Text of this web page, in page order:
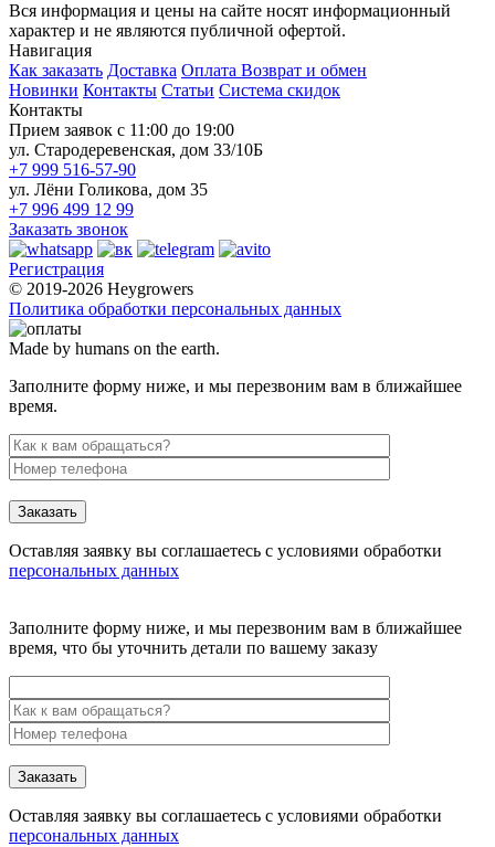
Вся информация и цены на сайте носят информационный
характер и не являются публичной офертой.
Навигация
Как заказать Доставка Оплата Возврат и обмен
Новинки Контакты Статьи Система скидок
Контакты
Прием заявок с 11:00 до 19:00
ул. Стародеревенская, дом 33/10Б
+7 999 516-57-90
ул. Лёни Голикова, дом 35
+7 996 499 12 99
Заказать звонок
Регистрация
© 2019-2026 Heygrowers
Политика обработки персональных данных
Made by humans on the earth.
Заполните форму ниже, и мы перезвоним вам в ближайшее
время.
Заказать
Оставляя заявку вы соглашаетесь с условиями обработки
персональных данных
Заполните форму ниже, и мы перезвоним вам в ближайшее
время, что бы уточнить детали по вашему заказу
Заказать
Оставляя заявку вы соглашаетесь с условиями обработки
персональных данных